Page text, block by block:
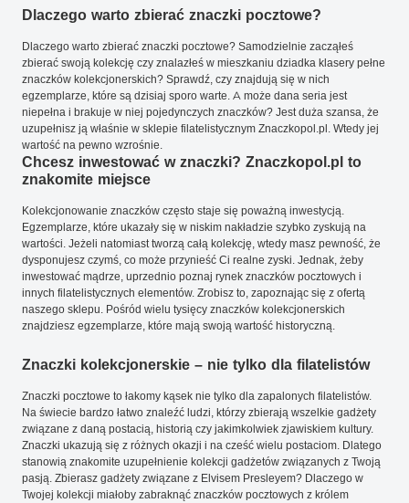
Dlaczego warto zbierać znaczki pocztowe?
Dlaczego warto zbierać znaczki pocztowe? Samodzielnie zacząłeś
zbierać swoją kolekcję czy znalazłeś w mieszkaniu dziadka klasery pełne
znaczków kolekcjonerskich? Sprawdź, czy znajdują się w nich
egzemplarze, które są dzisiaj sporo warte. A może dana seria jest
niepełna i brakuje w niej pojedynczych znaczków? Jest duża szansa, że
uzupełnisz ją właśnie w sklepie filatelistycznym Znaczkopol.pl. Wtedy jej
wartość na pewno wzrośnie.
Chcesz inwestować w znaczki? Znaczkopol.pl to
znakomite miejsce
Kolekcjonowanie znaczków często staje się poważną inwestycją.
Egzemplarze, które ukazały się w niskim nakładzie szybko zyskują na
wartości. Jeżeli natomiast tworzą całą kolekcję, wtedy masz pewność, że
dysponujesz czymś, co może przynieść Ci realne zyski. Jednak, żeby
inwestować mądrze, uprzednio poznaj rynek znaczków pocztowych i
innych filatelistycznych elementów. Zrobisz to, zapoznając się z ofertą
naszego sklepu. Pośród wielu tysięcy znaczków kolekcjonerskich
znajdziesz egzemplarze, które mają swoją wartość historyczną.
Znaczki kolekcjonerskie – nie tylko dla filatelistów
Znaczki pocztowe to łakomy kąsek nie tylko dla zapalonych filatelistów.
Na świecie bardzo łatwo znaleźć ludzi, którzy zbierają wszelkie gadżety
związane z daną postacią, historią czy jakimkolwiek zjawiskiem kultury.
Znaczki ukazują się z różnych okazji i na cześć wielu postaciom. Dlatego
stanowią znakomite uzupełnienie kolekcji gadżetów związanych z Twoją
pasją. Zbierasz gadżety związane z Elvisem Presleyem? Dlaczego w
Twojej kolekcji miałoby zabraknąć znaczków pocztowych z królem